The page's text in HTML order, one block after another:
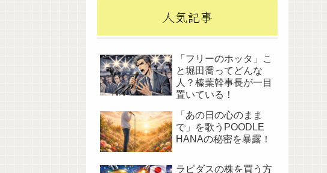
人気記事
「フリーのホッタ」こ
と堀田喬ってどんな
人？榛葉幹事長が一目
置いている！
「あの日の心のまま
で」を歌うPOODLE
HANAの秘密を暴露！
ラピダスの株を買う方